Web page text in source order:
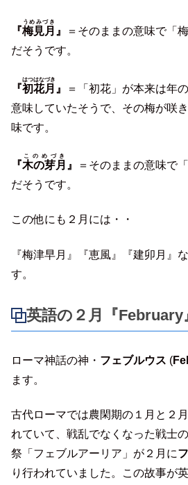
『梅見月
うめみづき
』
＝そのままの意味で「
だそうです。
『初花月
はつはなづき
』
＝「初花」が本来は年
意味していたそうで、その梅が咲
味です。
『木の芽月
このめづき
』
＝そのままの意味で
だそうです。
この他にも２月には・・
『梅津早月』『恵風』『建卯月』
す。
英語の２月『February
ローマ神話の神・ フェブルウス (
ます。
古代ローマでは農閑期の１月と２
れていて、戦乱でなくなった戦士
祭「フェブルアーリア」が２月に
り行われていました。この故事が